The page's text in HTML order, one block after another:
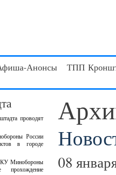
Анонсы ТПП
проводят
России
в городе
Минобороны
прохождение
08